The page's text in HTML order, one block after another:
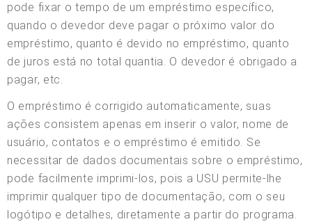
pode fixar o tempo de um empréstimo específico,
quando o devedor deve pagar o próximo valor do
empréstimo, quanto é devido no empréstimo, quanto
de juros está no total quantia. O devedor é obrigado a
pagar, etc.
O empréstimo é corrigido automaticamente, suas
ações consistem apenas em inserir o valor, nome de
usuário, contatos e o empréstimo é emitido. Se
necessitar de dados documentais sobre o empréstimo,
pode facilmente imprimi-los, pois a USU permite-lhe
imprimir qualquer tipo de documentação, com o seu
logótipo e detalhes, diretamente a partir do programa.